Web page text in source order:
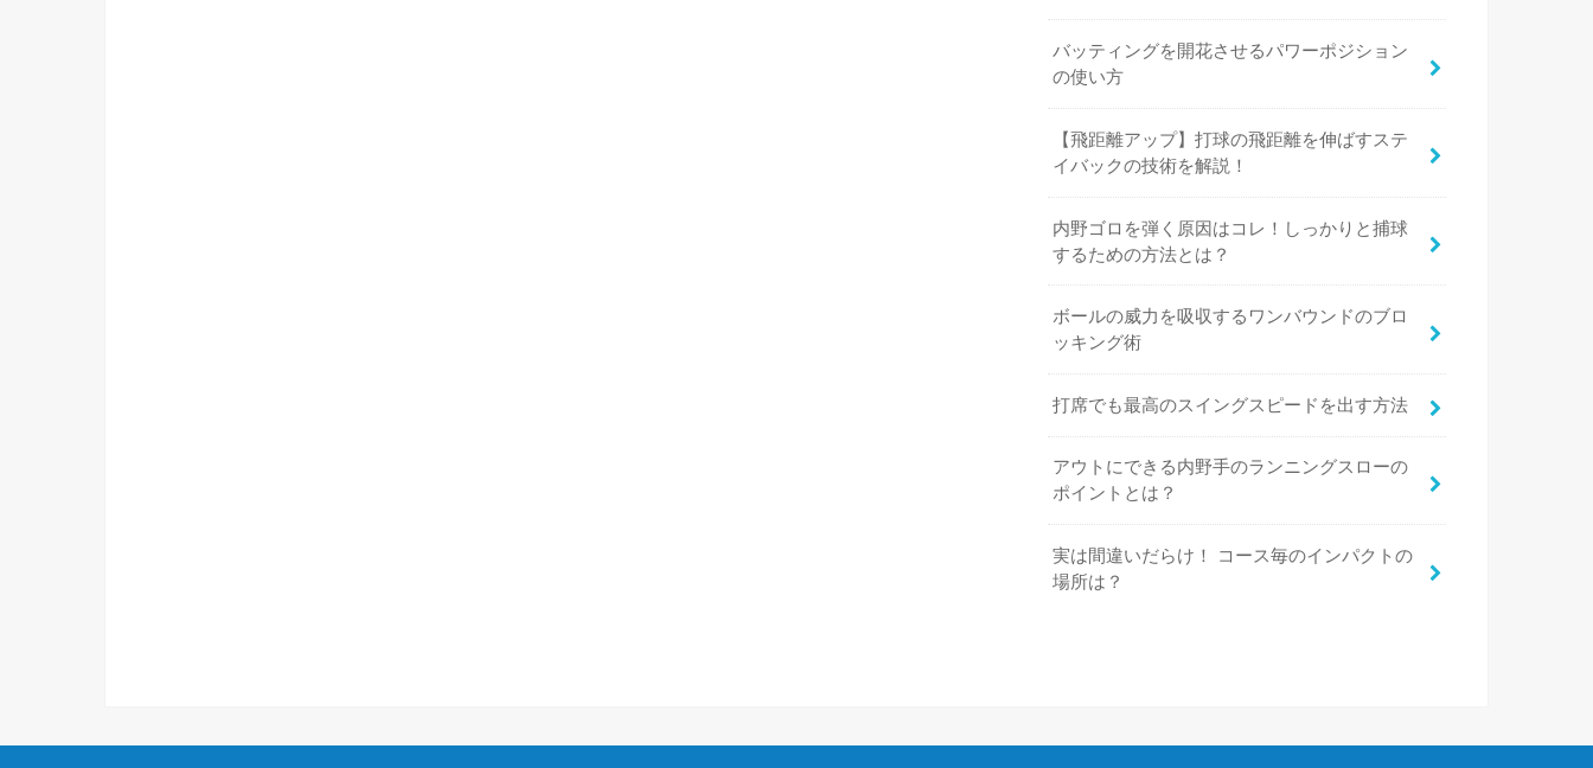
バッティングを開花させるパワーポジション
の使い方
【飛距離アップ】打球の飛距離を伸ばすステ
イバックの技術を解説！
内野ゴロを弾く原因はコレ！しっかりと捕球
するための方法とは？
ボールの威力を吸収するワンバウンドのブロ
ッキング術
打席でも最高のスイングスピードを出す方法
アウトにできる内野手のランニングスローの
ポイントとは？
実は間違いだらけ！ コース毎のインパクトの
場所は？